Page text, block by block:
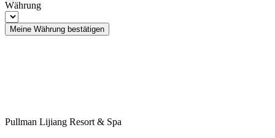
Währung
Meine Währung bestätigen
Pullman Lijiang Resort & Spa